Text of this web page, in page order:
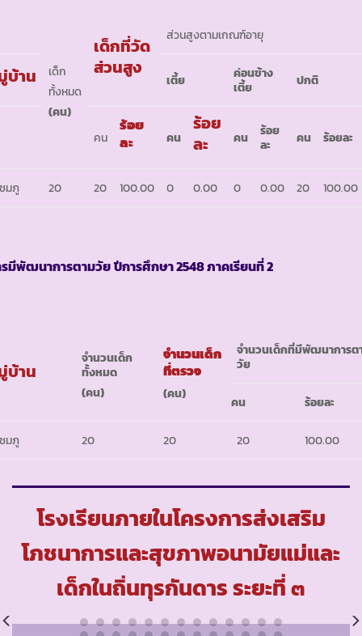
เด็ก
ทั้งหมด
(คน)
เด็กที่วัด
ส่วนสูง
ส่วนสูงตามเกณฑ์อายุ
บ้าน เตี้ย
ค่อนข้าง
เตี้ย
ปกติ
คน
ร้อย
ละ
คน
ร้อย
ละ
คน
ร้อย
ละ
คน ร้อยละ
มภู 20 20 100.00 0 0.00 0 0.00 20 100.00
มีพัฒนาการตามวัยปีการศึกษา2548ภาคเรียนที่2
บ้าน
จำนวนเด็ก
ทั้งหมด
(คน)
จำนวนเด็ก
ที่ตรวจ
(คน)
จำนวนเด็กที่มีพัฒนาการต
วัย
คน ร้อยละ
มภู 20 20 20 100.00
โรงเรียนภายในโครงการส่งเสริม
โภชนาการและสุขภาพอนามัยแม่และ
เด็กในถิ่นทุรกันดาร ระยะที่ ๓